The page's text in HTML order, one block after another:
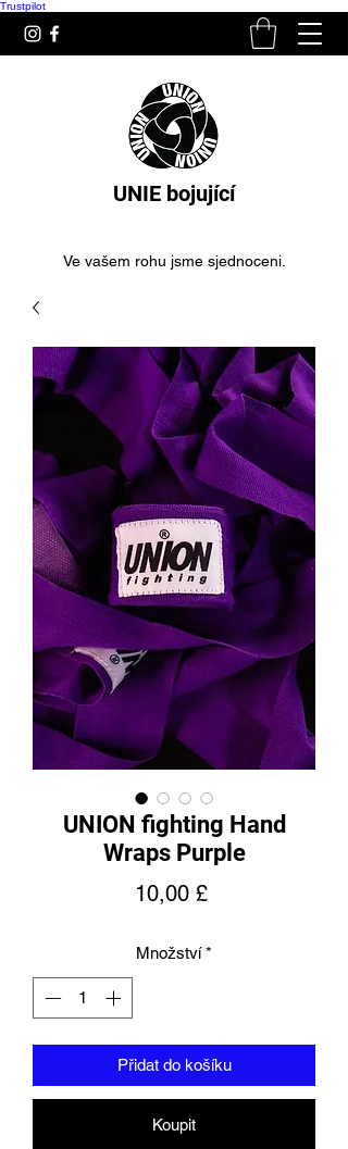
Trustpilot
UNIE bojující
Ve vašem rohu jsme sjednoceni.
UNION fighting Hand
Wraps Purple
10,00 £Cena
Množství *
Přidat do košíku
Koupit